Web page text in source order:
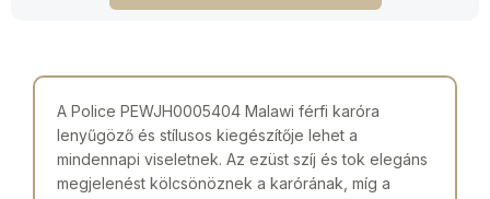
A Police PEWJH0005404 Malawi férfi karóra
lenyűgöző és stílusos kiegészítője lehet a
mindennapi viseletnek. Az ezüst szíj és tok elegáns
megjelenést kölcsönöznek a karórának, míg a